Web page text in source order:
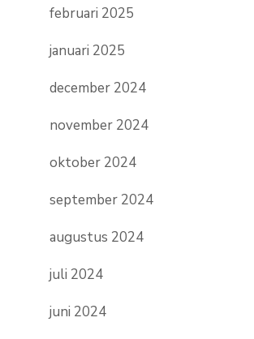
februari 2025
januari 2025
december 2024
november 2024
oktober 2024
september 2024
augustus 2024
juli 2024
juni 2024